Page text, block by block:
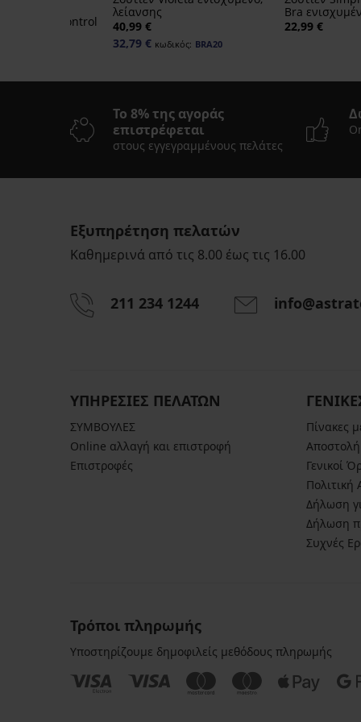
4D Soft Control
λείανσης
40,99 €
32,79 € κωδικός: BRA20
Bra
22,99 €
Γυναικείο
€
Το 8% της αγοράς
επιστρέφεται
στους εγγεγραμμένους πελάτες
Εξυπηρέτηση πελατών
Καθημερινά από τις 8.00 έως τις 16.00
211 234 1244
ΥΠΗΡΕΣΙΕΣ ΠΕΛΑΤΩΝ
ΣΥΜΒΟΥΛΕΣ
Online αλλαγή και επιστροφή
Επιστροφές
Πίνακες
Γενικοί
Πολιτική
Δήλωση
Δήλωση
Συχνές
Τρόποι πληρωμής
Υποστηρίζουμε δημοφιλείς μεθόδους πληρωμής